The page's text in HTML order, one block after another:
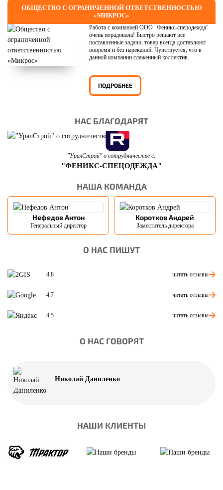
ОБЩЕСТВО С ОГРАНИЧЕННОЙ ОТВЕТСТВЕННОСТЬЮ
«МИКРОС»
Работа с компанией ООО "Феникс-спецодежда"
очень порадовала! Быстро решают все
поставленные задачи, товар всегда доставляют
вовремя и без нареканий. Чувствуется, что в
данной компании слаженный коллектив.
ПОДРОБНЕЕ
НАС БЛАГОДАРЯТ
"УралСтрой" о сотрудничестве с:
"ФЕНИКС-СПЕЦОДЕЖДА"
НАША КОМАНДА
Нефедов Антон
Генеральный директор
Коротков Андрей
Заместитель директора
О НАС ПИШУТ
4.8 читать отзывы
4.7 читать отзывы
4.5 читать отзывы
О НАС ГОВОРЯТ
Николай Даниленко
НАШИ КЛИЕНТЫ